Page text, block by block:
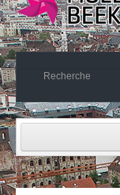
Accueil